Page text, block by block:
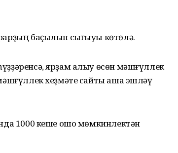
баҫылып сығыуы көтөлә.
ярҙам алыу өсөн мәшғүллек
хеҙмәте сайты аша эшләү
1000 кеше ошо мөмкинлектән